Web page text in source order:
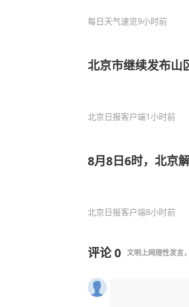
每日天气速览9小时前
北京市继续发布山
北京日报客户端1小时前
8月8日6时，北京
北京日报客户端8小时前
评论0 文明上网理性发言